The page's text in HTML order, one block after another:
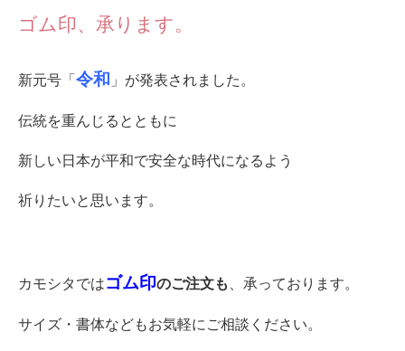
ゴム印、承ります。
新元号「 令和 」が発表されました。
伝統を重んじるとともに
新しい日本が平和で安全な時代になるよう
祈りたいと思います。
カモシタではゴム印のご注文も 、承っております。
サイズ・書体などもお気軽にご相談ください。